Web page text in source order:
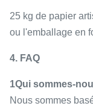
25 kg de papier
ou l'emballage en
4. FAQ
1Qui sommes-
Nous sommes